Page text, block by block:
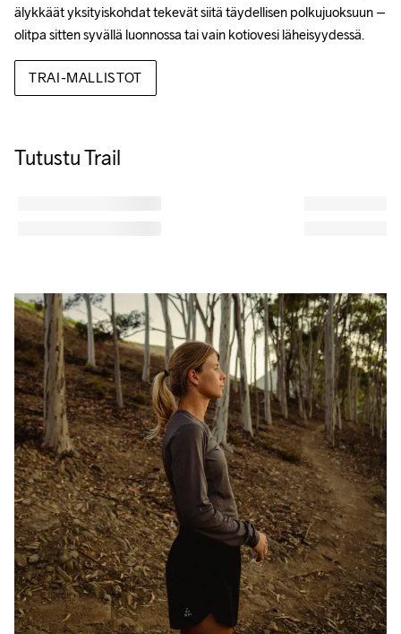
älykkäät yksityiskohdat tekevät siitä täydellisen polkujuoksuun –
olitpa sitten syvällä luonnossa tai vain kotiovesi läheisyydessä.
TRAI-MALLISTOT
Tutustu Trail